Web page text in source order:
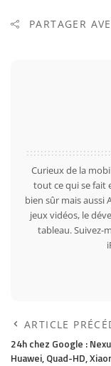
PARTAGER
Curieux de la
tout ce qui se fait
bien sûr mais aussi
jeux vidéos, le
tableau. Suivez-
ARTICLE
24h chez Google :
Huawei, Quad-HD,